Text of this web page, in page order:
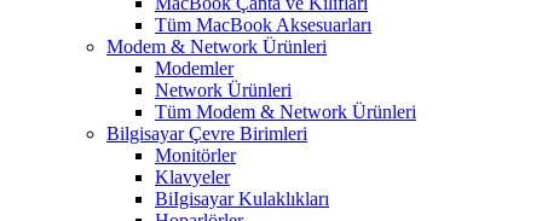
Tüm MacBook Aksesuarları
Modem & Network Ürünleri
Modemler
Network Ürünleri
Tüm Modem & Network Ürünleri
Bilgisayar Çevre Birimleri
Monitörler
Klavyeler
BiIgisayar Kulaklıkları